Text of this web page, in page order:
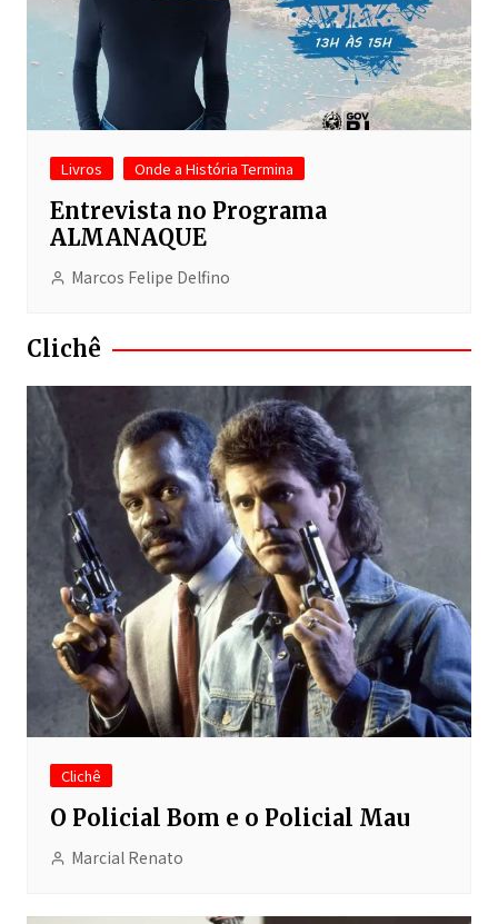
Livros Onde a História Termina
Entrevista no Programa
ALMANAQUE
Marcos Felipe Delfino
Clichê
Clichê
O Policial Bom e o Policial Mau
Marcial Renato